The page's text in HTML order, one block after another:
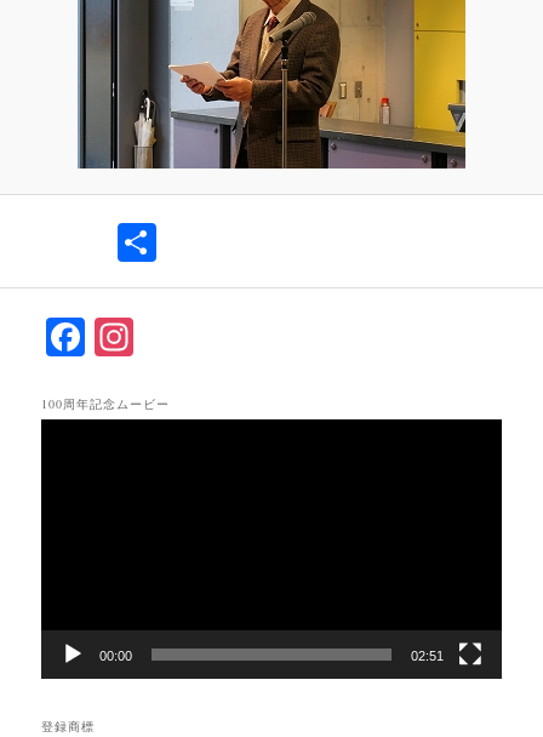
有
F
ac
ebag
100周年記念ムービー
00:00 02:51
登録商標